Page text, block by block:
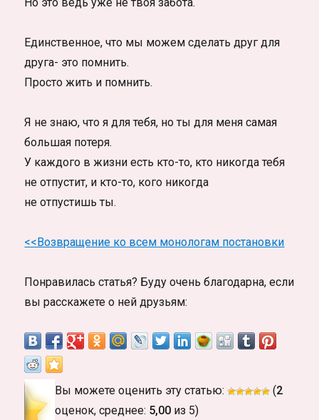
Единственное, что мы можем сделать друг для
друга- это помнить.
Просто жить и помнить.
Я не знаю, что я для тебя, но ты для меня самая
большая потеря.
У каждого в жизни есть кто-то, кто никогда тебя
не отпустит, и кто-то, кого никогда
не отпустишь ты.
<<Возвращение ко всем монологам постановки
Понравилась статья? Буду очень благодарна, если
вы расскажете о ней друзьям:
Вы можете оценить эту статью: (2
оценок, среднее: 5,00 из 5)